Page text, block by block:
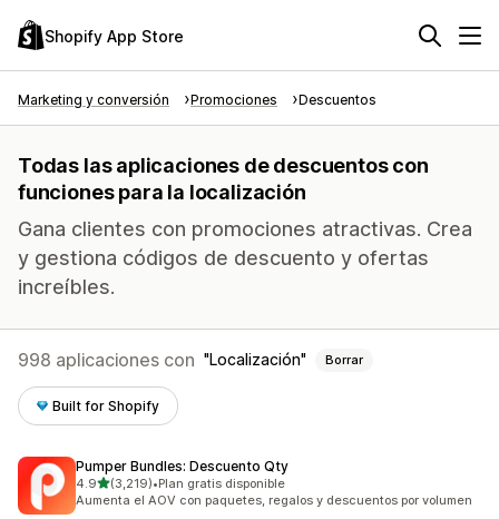
Shopify App Store
Marketing y conversión Promociones Descuentos
Todas las aplicaciones de descuentos con
funciones para la localización
Gana clientes con promociones atractivas. Crea
y gestiona códigos de descuento y ofertas
increíbles.
998 aplicaciones con Localización Borrar
Built for Shopify
Pumper Bundles: Descuento Qty
4.9de 5 estrellas
(3,219)
3219 reseñas en total
•Plan gratis disponible
Aumenta el AOV con paquetes, regalos y descuentos por volumen